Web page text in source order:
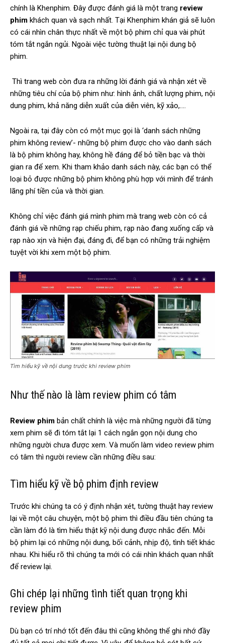
chính là Khenphim. Đây được đánh giá là một trang review
phim khách quan và sạch nhất. Tại Khenphim khán giả sẽ luôn
có cái nhìn chân thực nhất về một bộ phim chỉ qua vài phút
tóm tắt ngắn ngủi. Ngoài việc tường thuật lại nội dung bộ
phim.
Thì trang web còn đưa ra những lời đánh giá và nhận xét về
những tiêu chí của bộ phim như: hình ảnh, chất lượng phim, nội
dung phim, khả năng diễn xuất của diễn viên, kỹ xảo,….
Ngoài ra, tại đây còn có một mục gọi là ‘danh sách những
phim không review’- những bộ phim được cho vào danh sách
là bộ phim không hay, không hề đáng để bỏ tiền bạc và thời
gian ra để xem. Khi tham khảo danh sách này, các bạn có thể
loại bỏ được những bộ phim không phù hợp với mình để tránh
lãng phí tiền của và thời gian.
Không chỉ việc đánh giá mình phim mà trang web còn có cả
đánh giá về những rạp chiếu phim, rạp nào đang xuống cấp và
rạp nào xịn và hiện đại, đáng đi, để bạn có những trải nghiệm
tuyệt vời khi xem một bộ phim.
Tìm hiểu kỹ về nội dung trước khi review phim
Như thế nào là làm review phim có tâm
Review phim bản chất chính là việc mà những người đã từng
xem phim sẽ đi tóm tắt lại 1 cách ngắn gọn nội dung cho
những người chưa được xem. Và muốn làm video review phim
có tâm thì người review cần những điều sau:
Tìm hiểu kỹ về bộ phim định review
Trước khi chúng ta có ý định nhận xét, tường thuật hay review
lại về một câu chuyện, một bộ phim thì điều đầu tiên chúng ta
cần làm đó là tìm hiểu thật kỹ nội dung được nhắc đến. Mỗi
bộ phim lại có những nội dung, bối cảnh, nhịp độ, tình tiết khác
nhau. Khi hiểu rõ thì chúng ta mới có cái nhìn khách quan nhất
để review lại.
Ghi chép lại những tình tiết quan trọng khi
review phim
Dù bạn có trí nhớ tốt đến đâu thì cũng không thể ghi nhớ đầy